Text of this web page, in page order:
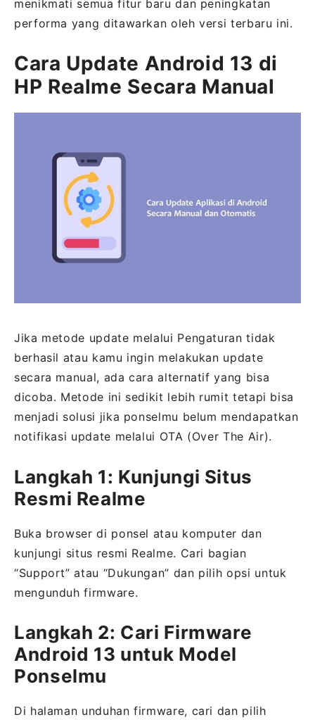
menikmati semua fitur baru dan peningkatan
performa yang ditawarkan oleh versi terbaru ini.
Cara Update Android 13 di
HP Realme Secara Manual
Jika metode update melalui Pengaturan tidak
berhasil atau kamu ingin melakukan update
secara manual, ada cara alternatif yang bisa
dicoba. Metode ini sedikit lebih rumit tetapi bisa
menjadi solusi jika ponselmu belum mendapatkan
notifikasi update melalui OTA (Over The Air).
Langkah 1: Kunjungi Situs
Resmi Realme
Buka browser di ponsel atau komputer dan
kunjungi situs resmi Realme. Cari bagian
“Support” atau “Dukungan” dan pilih opsi untuk
mengunduh firmware.
Langkah 2: Cari Firmware
Android 13 untuk Model
Ponselmu
Di halaman unduhan firmware, cari dan pilih